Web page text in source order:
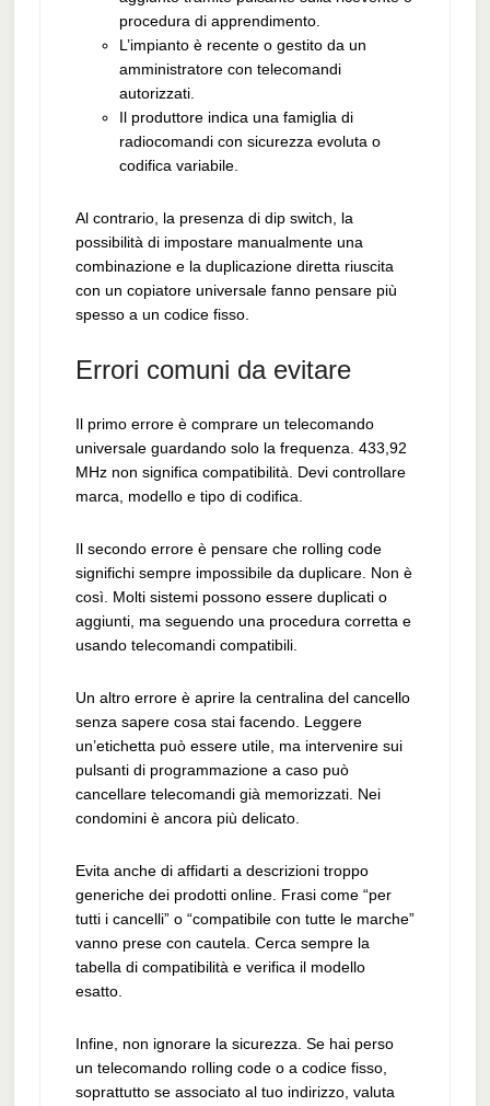
procedura di apprendimento.
L’impianto è recente o gestito da un
amministratore con telecomandi
autorizzati.
Il produttore indica una famiglia di
radiocomandi con sicurezza evoluta o
codifica variabile.
Al contrario, la presenza di dip switch, la
possibilità di impostare manualmente una
combinazione e la duplicazione diretta riuscita
con un copiatore universale fanno pensare più
spesso a un codice fisso.
Errori comuni da evitare
Il primo errore è comprare un telecomando
universale guardando solo la frequenza. 433,92
MHz non significa compatibilità. Devi controllare
marca, modello e tipo di codifica.
Il secondo errore è pensare che rolling code
significhi sempre impossibile da duplicare. Non è
così. Molti sistemi possono essere duplicati o
aggiunti, ma seguendo una procedura corretta e
usando telecomandi compatibili.
Un altro errore è aprire la centralina del cancello
senza sapere cosa stai facendo. Leggere
un’etichetta può essere utile, ma intervenire sui
pulsanti di programmazione a caso può
cancellare telecomandi già memorizzati. Nei
condomini è ancora più delicato.
Evita anche di affidarti a descrizioni troppo
generiche dei prodotti online. Frasi come “per
tutti i cancelli” o “compatibile con tutte le marche”
vanno prese con cautela. Cerca sempre la
tabella di compatibilità e verifica il modello
esatto.
Infine, non ignorare la sicurezza. Se hai perso
un telecomando rolling code o a codice fisso,
soprattutto se associato al tuo indirizzo, valuta